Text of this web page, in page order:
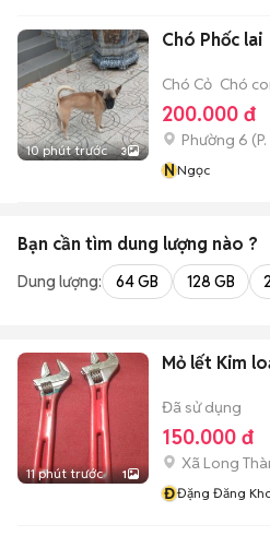
10 phút trước 3
Chó Phốc lai
Chó Cỏ Chó
200.000 đ
Phường 6 (
NNgọc
Bạn cần tìm dung lượng nào ?
Dung lượng: 64 GB 128 GB
11 phút trước 1
Mỏ lết Kim
Đã sử dụng
150.000 đ
Xã Long
ĐĐặng Đăng